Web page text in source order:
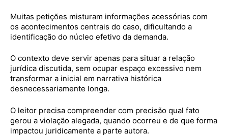
Muitas petições misturam informações acessórias com
os acontecimentos centrais do caso, dificultando a
identificação do núcleo efetivo da demanda.
O contexto deve servir apenas para situar a relação
jurídica discutida, sem ocupar espaço excessivo nem
transformar a inicial em narrativa histórica
desnecessariamente longa.
O leitor precisa compreender com precisão qual fato
gerou a violação alegada, quando ocorreu e de que forma
impactou juridicamente a parte autora.